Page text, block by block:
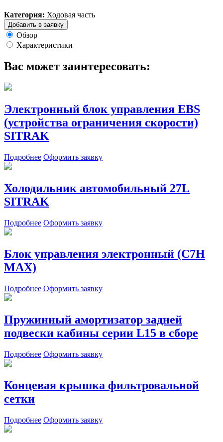
Категория: Ходовая часть
Добавить в заявку
Обзор
Характеристики
Вас может заинтересовать:
Электронный блок управления EBS
(устройства ограничения скорости)
SITRAK
Подробнее Оформить заявку
Холодильник автомобильный 27L
SITRAK
Подробнее Оформить заявку
Блок управления электронный (C7H
MAX)
Подробнее Оформить заявку
Пружинный амортизатор задней
подвески кабины серии L15 в сборе
Подробнее Оформить заявку
Концевая крышка фильтровальной
сетки
Подробнее Оформить заявку